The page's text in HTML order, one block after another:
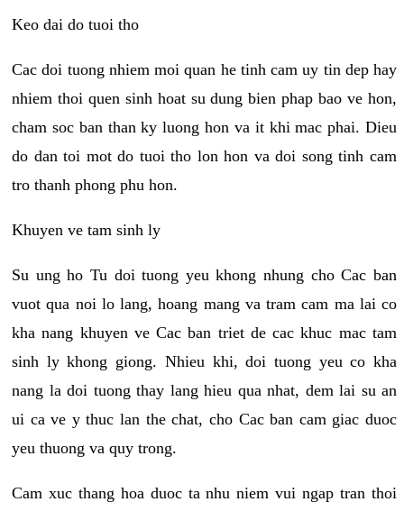
Keo dai do tuoi tho
Cac doi tuong nhiem moi quan he tinh cam uy tin dep hay
nhiem thoi quen sinh hoat su dung bien phap bao ve hon,
cham soc ban than ky luong hon va it khi mac phai. Dieu
do dan toi mot do tuoi tho lon hon va doi song tinh cam
tro thanh phong phu hon.
Khuyen ve tam sinh ly
Su ung ho Tu doi tuong yeu khong nhung cho Cac ban
vuot qua noi lo lang, hoang mang va tram cam ma lai co
kha nang khuyen ve Cac ban triet de cac khuc mac tam
sinh ly khong giong. Nhieu khi, doi tuong yeu co kha
nang la doi tuong thay lang hieu qua nhat, dem lai su an
ui ca ve y thuc lan the chat, cho Cac ban cam giac duoc
yeu thuong va quy trong.
Cam xuc thang hoa duoc ta nhu niem vui ngap tran thoi